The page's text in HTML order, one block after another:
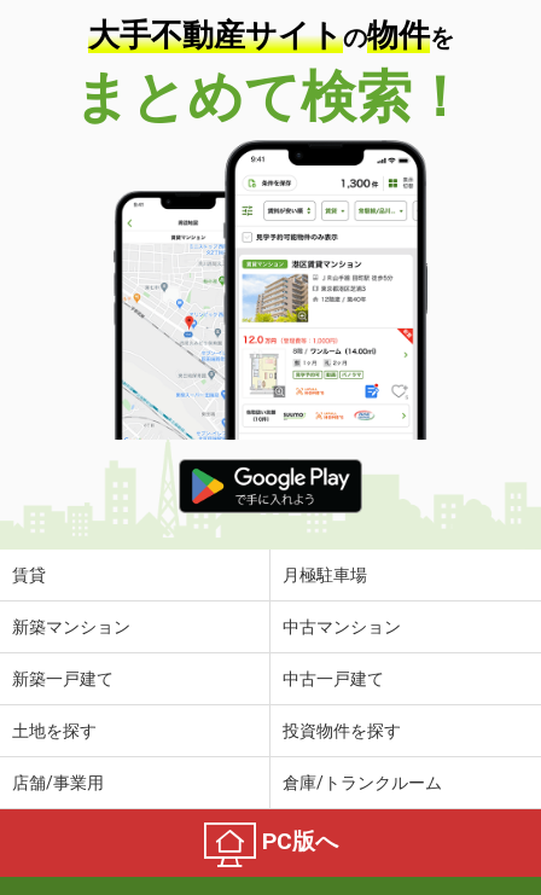
大手不動産サイトの物件を
まとめて検索！
賃貸 月極駐車場
新築マンション 中古マンション
新築一戸建て 中古一戸建て
土地を探す 投資物件を探す
店舗/事業用 倉庫/トランクルーム
PC版へ